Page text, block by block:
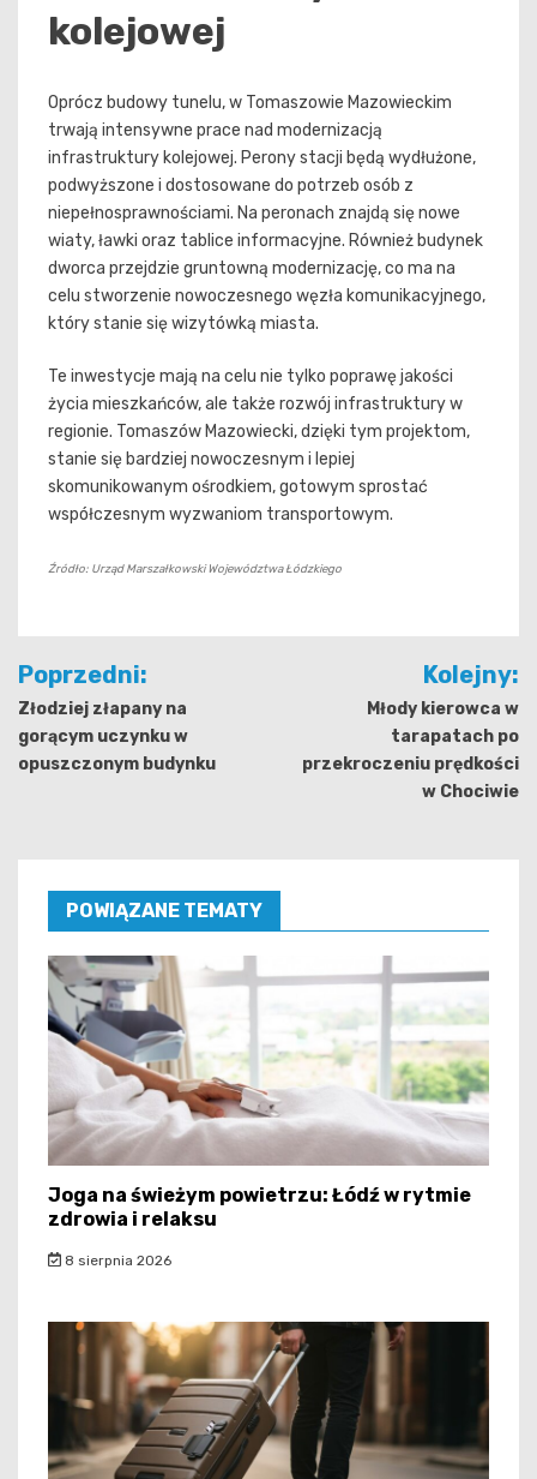
kolejowej
Oprócz budowy tunelu, w Tomaszowie Mazowieckim
trwają intensywne prace nad modernizacją
infrastruktury kolejowej. Perony stacji będą wydłużone,
podwyższone i dostosowane do potrzeb osób z
niepełnosprawnościami. Na peronach znajdą się nowe
wiaty, ławki oraz tablice informacyjne. Również budynek
dworca przejdzie gruntowną modernizację, co ma na
celu stworzenie nowoczesnego węzła komunikacyjnego,
który stanie się wizytówką miasta.
Te inwestycje mają na celu nie tylko poprawę jakości
życia mieszkańców, ale także rozwój infrastruktury w
regionie. Tomaszów Mazowiecki, dzięki tym projektom,
stanie się bardziej nowoczesnym i lepiej
skomunikowanym ośrodkiem, gotowym sprostać
współczesnym wyzwaniom transportowym.
Źródło: Urząd Marszałkowski Województwa Łódzkiego
Nawigacja
wpisu
Poprzedni:
Złodziej złapany na
gorącym uczynku w
opuszczonym budynku
Kolejny:
Młody kierowca w
tarapatach po
przekroczeniu prędkości
w Chociwie
POWIĄZANE TEMATY
Joga na świeżym powietrzu: Łódź w rytmie
zdrowia i relaksu
8 sierpnia 2026